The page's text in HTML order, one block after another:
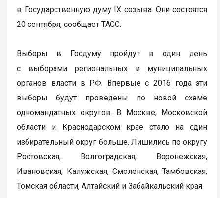
в Государственную думу IX созыва. Они состоятся
20 сентября, сообщает ТАСС.
Выборы в Госдуму пройдут в один день
с выборами региональных и муниципальных
органов власти в РФ. Впервые с 2016 года эти
выборы будут проведены по новой схеме
одномандатных округов. В Москве, Московской
области и Краснодарском крае стало на один
избирательный округ больше. Лишились по округу
Ростовская, Волгоградская, Воронежская,
Ивановская, Калужская, Смоленская, Тамбовская,
Томская области, Алтайский и Забайкальский края.